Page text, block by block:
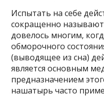
Испытать на себе
сокращенно
довелось многим,
обморочного
(выводящее из сна)
является основным
предназначением
нашатырь часто